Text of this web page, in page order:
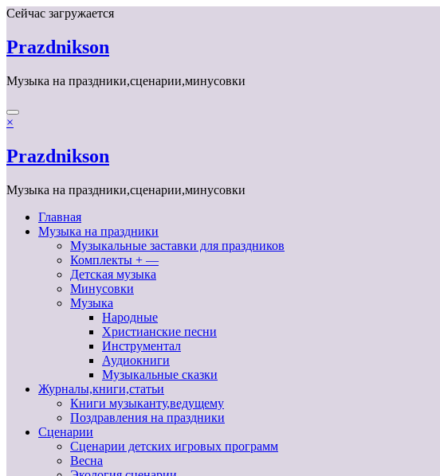
Перейти
содержимому
Сейчас загружается
Prazdnikson
Музыка на праздники,сценарии,минусовки
×
Prazdnikson
Музыка на праздники,сценарии,минусовки
Главная
Музыка на праздники
Музыкальные заставки для праздников
Комплекты + —
Детская музыка
Минусовки
Музыка
Народные
Христианские песни
Инструментал
Аудиокниги
Музыкальные сказки
Журналы,книги,статьи
Книги музыканту,ведущему
Поздравления на праздники
Сценарии
Сценарии детских игровых программ
Весна